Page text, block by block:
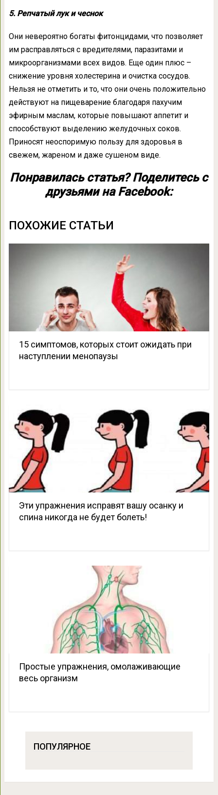
5. Репчатый лук и чеснок
Они невероятно богаты фитонцидами, что позволяет
им расправляться с вредителями, паразитами и
микроорганизмами всех видов. Еще один плюс –
снижение уровня холестерина и очистка сосудов.
Нельзя не отметить и то, что они очень положительно
действуют на пищеварение благодаря пахучим
эфирным маслам, которые повышают аппетит и
способствуют выделению желудочных соков.
Приносят неоспоримую пользу для здоровья в
свежем, жареном и даже сушеном виде.
Понравилась статья? Поделитесь с
друзьями на Facebook:
ПОХОЖИЕ СТАТЬИ
15 симптомов, которых стоит ожидать при
наступлении менопаузы
Эти упражнения исправят вашу осанку и
спина никогда не будет болеть!
Простые упражнения, омолаживающие
весь организм
ПОПУЛЯРНОЕ